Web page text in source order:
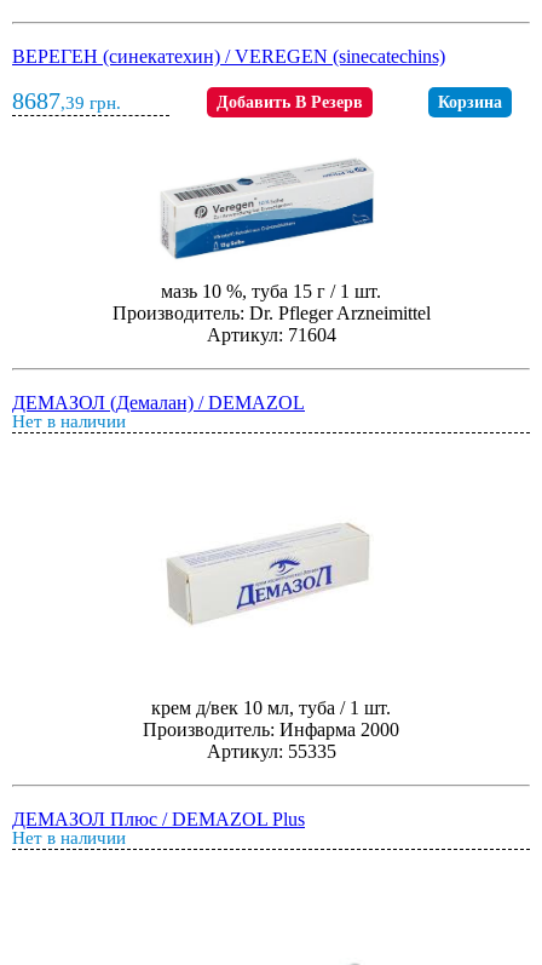
ВЕРЕГЕН (синекатехин) / VEREGEN (sinecatechins)
8687,39 грн. Добавить В Резерв Корзина
мазь 10 %, туба 15 г / 1 шт.
Производитель: Dr. Pfleger Arzneimittel
Артикул: 71604
ДЕМАЗОЛ (Демалан) / DEMAZOL
Нет в наличии
крем д/век 10 мл, туба / 1 шт.
Производитель: Инфарма 2000
Артикул: 55335
ДЕМАЗОЛ Плюс / DEMAZOL Plus
Нет в наличии